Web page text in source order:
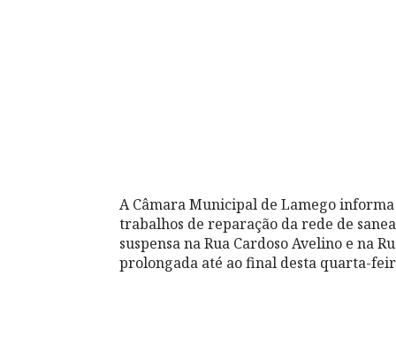
A Câmara Municipal de Lamego
trabalhos de reparação da rede de
suspensa na Rua Cardoso Avelino e na
prolongada até ao final desta quarta-